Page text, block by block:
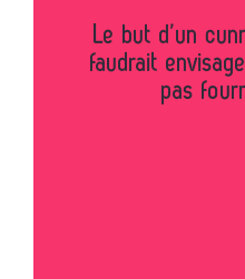
Le but d’un cunnilingus étant de lécher le clitoris, il
faudrait
pas